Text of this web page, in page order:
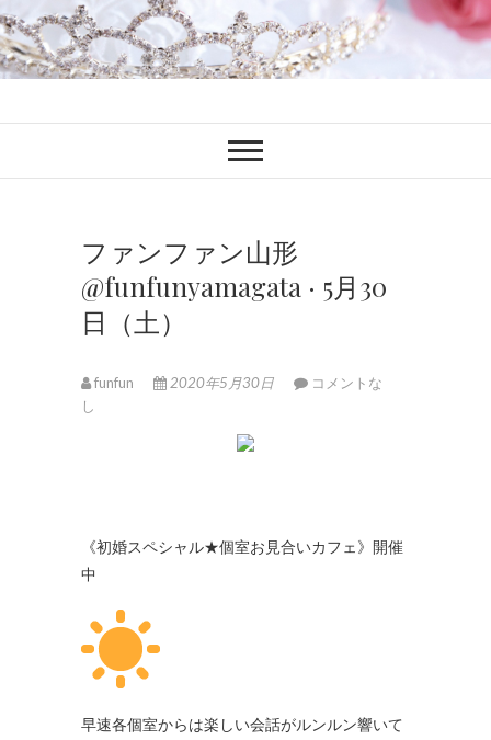
ファンブロ
ファンファン山形
@funfunyamagata · 5月30
日（土）
funfun 2020年5月30日
コメントな
し
《初婚スペシャル★個室お見合いカフェ》開催
中
早速各個室からは楽しい会話がルンルン響いて